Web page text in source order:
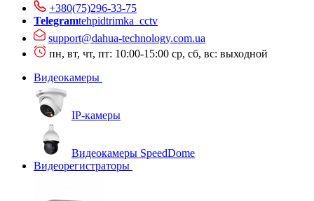
+380(75)296-33-75
Telegramtehpidtrimka_cctv
support@dahua-technology.com.ua
пн, вт, чт, пт: 10:00-15:00 ср, сб, вс: выходной
Видеокамеры
IP-камеры
Видеокамеры SpeedDome
Видеорегистраторы